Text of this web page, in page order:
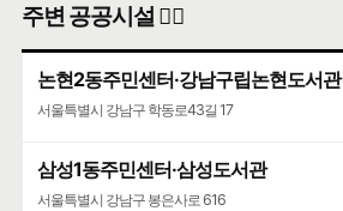
주변 공공시설 👨‍✈️
논현2동주민센터·강남구립논현도서관
서울특별시 강남구 학동로43길 17
삼성1동주민센터·삼성도서관
서울특별시 강남구 봉은사로 616